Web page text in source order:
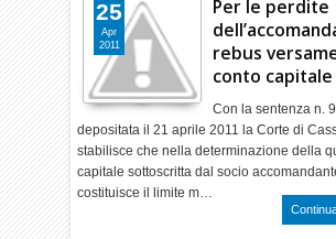
Per le perdite
rebus
conto capitale
Con la sentenza n.
depositata il 21 aprile 2011 la Corte di
stabilisce che nella determinazione della
capitale sottoscritta dal socio
costituisce il limite m…
25
Apr
2011